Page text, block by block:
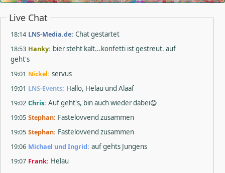
Live Chat
18:14 LNS-Media.de: Chat gestartet
18:53 Hanky: bier steht kalt...konfetti ist gestreut. auf
geht's
19:01 Nickel: servus
19:01 LNS-Events: Hallo, Helau und Alaaf
19:02 Chris: Auf geht's, bin auch wieder dabei😋
19:05 Stephan: Fastelovvend zusammen
19:05 Stephan: Fastelovvend zusammen
19:06 Michael und Ingrid: auf gehts Jungens
19:07 Frank: Helau